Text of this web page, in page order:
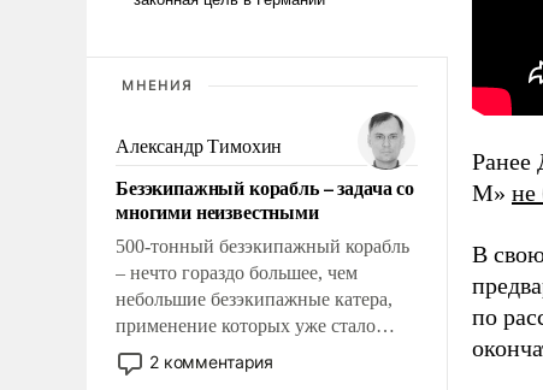
МНЕНИЯ
Александр Тимохин
Безэкипажный корабль – задача со
многими неизвестными
500-тонный безэкипажный корабль
– нечто гораздо большее, чем
небольшие безэкипажные катера,
применение которых уже стало
обыденностью. Задача по созданию
такого корабля очень сложна и
2 комментария
Ранее
М» не
В
по